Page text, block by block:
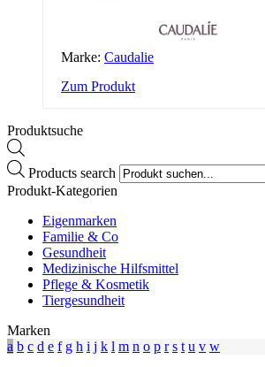
Marke: Caudalie
Zum Produkt
Produktsuche
Products search
Produkt-Kategorien
Eigenmarken
Familie & Co
Gesundheit
Medizinische Hilfsmittel
Pflege & Kosmetik
Tiergesundheit
Marken
a b c d e f g h i j k l m n o p r s t u v w